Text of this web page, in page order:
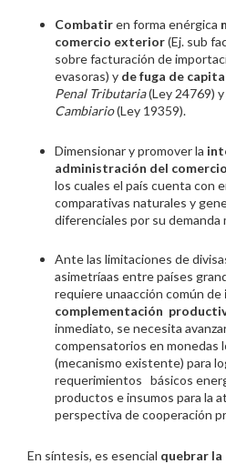
Combatiren forma enérgica
comercio exterior(Ej. sub
sobre facturación de
evasoras) y de fuga de
Penal Tributaria(Ley 24769) y
Cambiario(Ley 19359).
Dimensionar y promover la
administración del
los cuales el país cuenta con
comparativas naturales y
diferenciales por su demanda
Ante las limitaciones de
asimetríaas entre países
requiere unaacción común de
complementación
inmediato, se necesita
compensatorios en monedas
(mecanismo existente) para
requerimientos básicos
productos e insumos para la
perspectiva de cooperación
En síntesis, es esencial quebrar la